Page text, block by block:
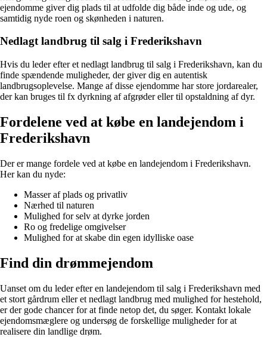
ejendomme giver dig plads til at udfolde dig både inde og ude, og
samtidig nyde roen og skønheden i naturen.
Nedlagt landbrug til salg i Frederikshavn
Hvis du leder efter et nedlagt landbrug til salg i Frederikshavn, kan du
finde spændende muligheder, der giver dig en autentisk
landbrugsoplevelse. Mange af disse ejendomme har store jordarealer,
der kan bruges til fx dyrkning af afgrøder eller til opstaldning af dyr.
Fordelene ved at købe en landejendom i
Frederikshavn
Der er mange fordele ved at købe en landejendom i Frederikshavn.
Her kan du nyde:
Masser af plads og privatliv
Nærhed til naturen
Mulighed for selv at dyrke jorden
Ro og fredelige omgivelser
Mulighed for at skabe din egen idylliske oase
Find din drømmejendom
Uanset om du leder efter en landejendom til salg i Frederikshavn med
et stort gårdrum eller et nedlagt landbrug med mulighed for hestehold,
er der gode chancer for at finde netop det, du søger. Kontakt lokale
ejendomsmæglere og undersøg de forskellige muligheder for at
realisere din landlige drøm.